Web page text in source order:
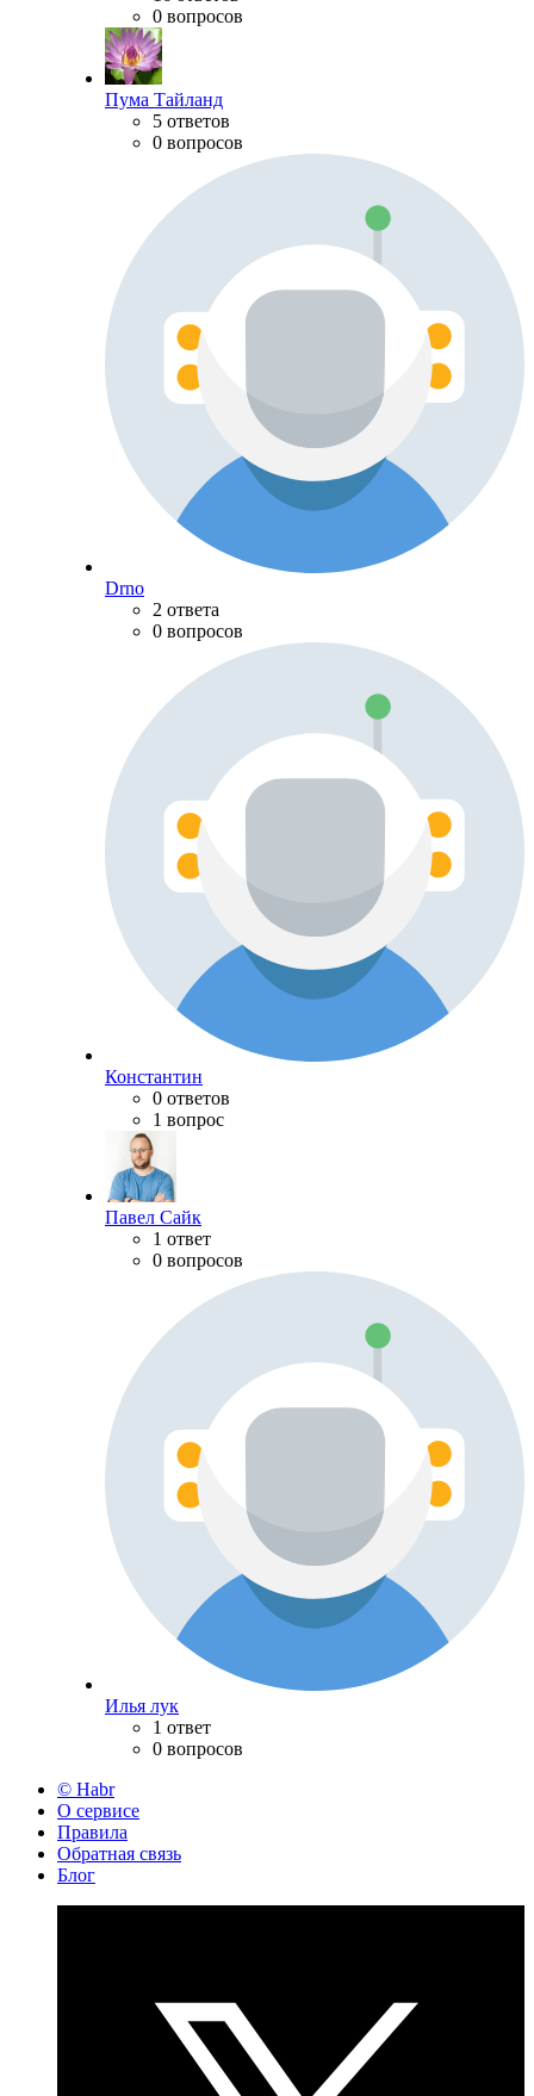
0 вопросов
Пума Тайланд
5 ответов
0 вопросов
Drno
2 ответа
0 вопросов
Константин
0 ответов
1 вопрос
Павел Сайк
1 ответ
0 вопросов
Илья лук
1 ответ
0 вопросов
© Habr
О сервисе
Правила
Обратная связь
Блог